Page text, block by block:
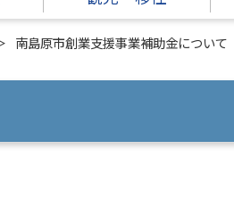
南島原市創業支援事業補助金について